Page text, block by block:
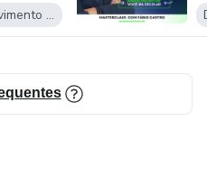
Desenvolvimento Pessoal